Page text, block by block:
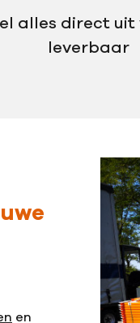
alles direct uit
leverbaar
en